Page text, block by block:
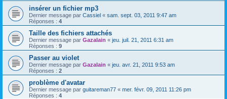
insérer un fichier mp3
Dernier message par Cassiel « sam. sept. 03, 2011 9:47 am
Réponses : 4
Taille des fichiers attachés
Dernier message par Gazalain « jeu. juil. 21, 2011 6:31 am
Réponses : 9
Passer au violet
Dernier message par Gazalain « jeu. avr. 21, 2011 9:53 am
Réponses : 2
problème d'avatar
Dernier message par guitareman77 « mer. févr. 09, 2011 11:26 pm
Réponses : 4